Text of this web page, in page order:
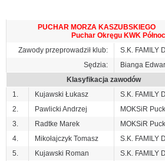
PUCHAR MORZA
Puchar Okręgu KWK Północ
Zawody przeprowadził klub: S.K. FAMILY
Sędzia:
Bianga
Klasyfikacja zawodów
1.
Kujawski Łukasz S.K. FAMILY
2.
Pawlicki Andrzej MOKSiR Puck
3.
Radtke Marek MOKSiR Puck
4.
Mikołajczyk Tomasz S.K. FAMILY
5.
Kujawski Roman S.K. FAMILY